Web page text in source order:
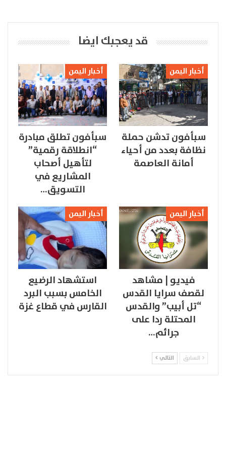
قد يعجبك ايضا
أخبار اليمن
سبأفون تدشن حملة
نظافة بعدد من أحياء
أمانة العاصمة
أخبار اليمن
سبأفون تطلق مبادرة
“انطلاقة رقمية”
لتأهيل أصحاب
المشاريع في
التسويق…
أخبار اليمن
فيديو | مشاهد
لقصف سرايا القدس
“تل أبيب” والقدس
المحتلة ردا على
جرائم…
أخبار اليمن
استشهاد الرضيع
الخامس بسبب البرد
القارس في قطاع غزة
السابق التالي